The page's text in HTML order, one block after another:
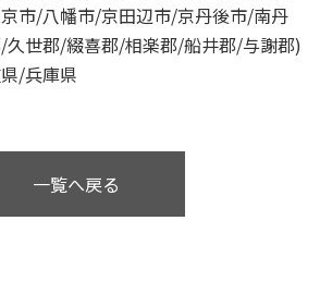
市/八幡市/京田辺市/京丹後市/南丹
世郡/綴喜郡/相楽郡/船井郡/与謝郡)
/兵庫県
一覧へ戻る